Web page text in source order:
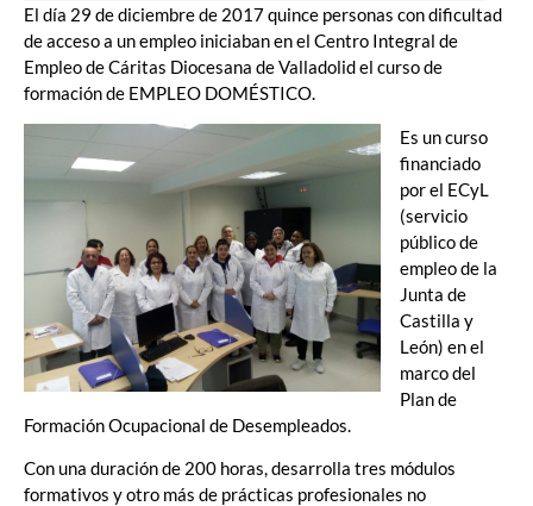
El día 29 de diciembre de 2017 quince personas con dificultad
de acceso a un empleo iniciaban en el Centro Integral de
Empleo de Cáritas Diocesana de Valladolid el curso de
formación de EMPLEO DOMÉSTICO.
Es un curso
financiado
por el ECyL
(servicio
público de
empleo de la
Junta de
Castilla y
León) en el
marco del
Plan de
Formación Ocupacional de Desempleados.
Con una duración de 200 horas, desarrolla tres módulos
formativos y otro más de prácticas profesionales no